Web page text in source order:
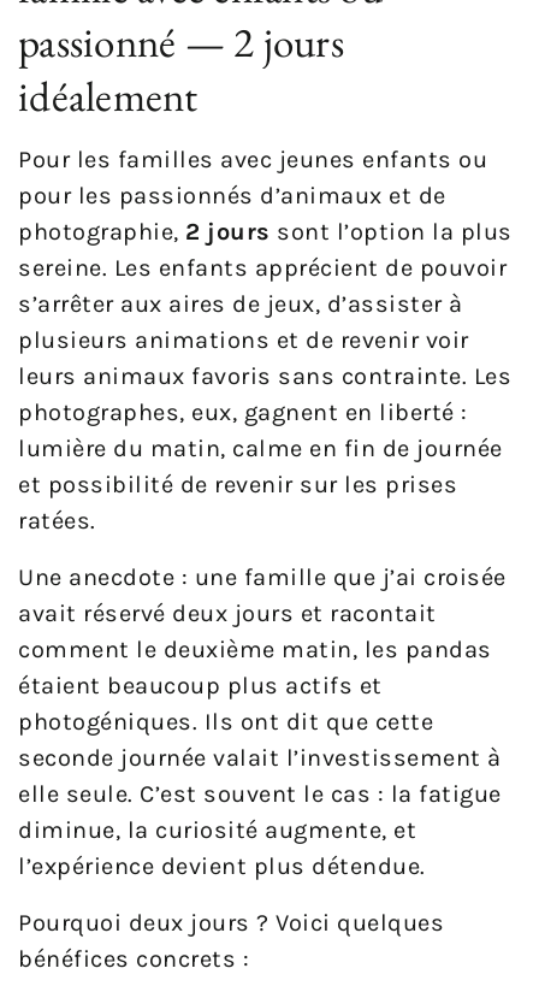
passionné — 2 jours
idéalement
Pour les familles avec jeunes enfants ou
pour les passionnés d’animaux et de
photographie, 2 jours sont l’option la plus
sereine. Les enfants apprécient de pouvoir
s’arrêter aux aires de jeux, d’assister à
plusieurs animations et de revenir voir
leurs animaux favoris sans contrainte. Les
photographes, eux, gagnent en liberté :
lumière du matin, calme en fin de journée
et possibilité de revenir sur les prises
ratées.
Une anecdote : une famille que j’ai croisée
avait réservé deux jours et racontait
comment le deuxième matin, les pandas
étaient beaucoup plus actifs et
photogéniques. Ils ont dit que cette
seconde journée valait l’investissement à
elle seule. C’est souvent le cas : la fatigue
diminue, la curiosité augmente, et
l’expérience devient plus détendue.
Pourquoi deux jours ? Voici quelques
bénéfices concrets :